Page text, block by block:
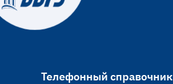
Телефонный справочник